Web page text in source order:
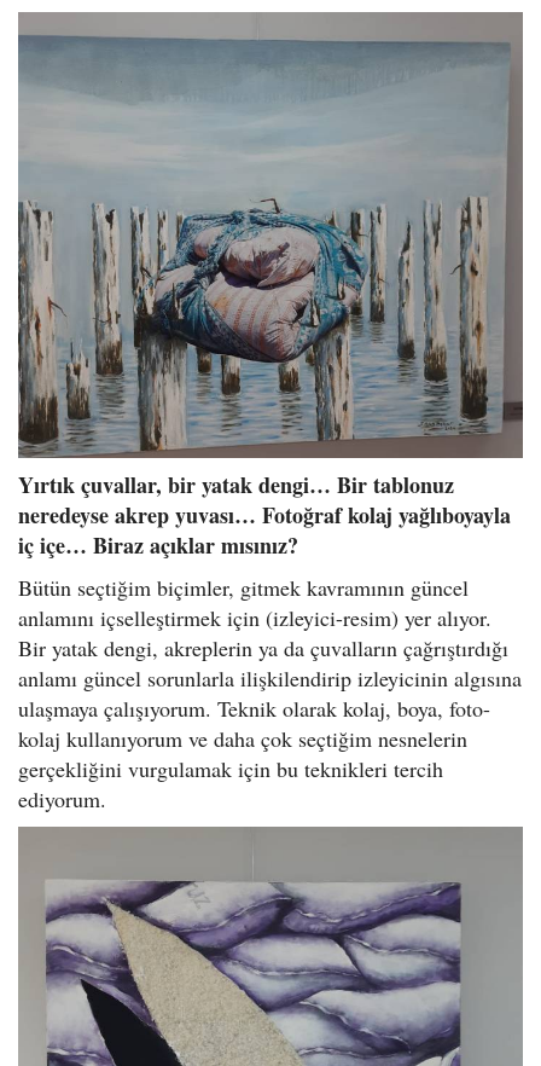
Yırtık çuvallar, bir yatak dengi… Bir tablonuz
neredeyse akrep yuvası… Fotoğraf kolaj yağlıboyayla
iç içe… Biraz açıklar mısınız?
Bütün seçtiğim biçimler, gitmek kavramının güncel
anlamını içselleştirmek için (izleyici-resim) yer alıyor.
Bir yatak dengi, akreplerin ya da çuvalların çağrıştırdığı
anlamı güncel sorunlarla ilişkilendirip izleyicinin algısına
ulaşmaya çalışıyorum. Teknik olarak kolaj, boya, foto-
kolaj kullanıyorum ve daha çok seçtiğim nesnelerin
gerçekliğini vurgulamak için bu teknikleri tercih
ediyorum.